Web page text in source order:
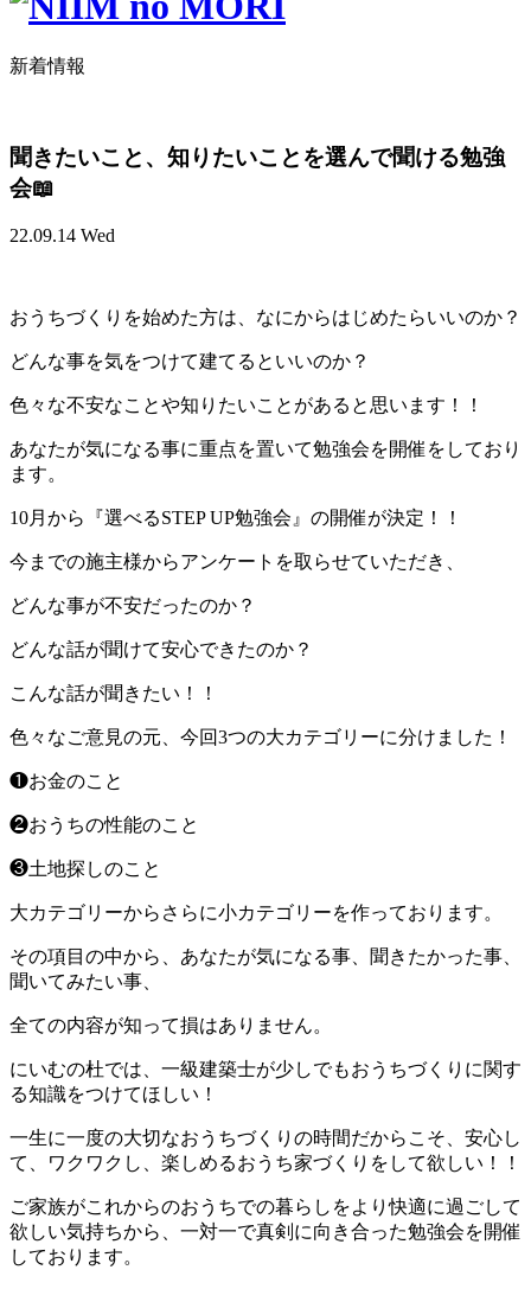
新着情報
聞きたいこと、知りたいことを選んで聞ける勉強
会📖
22.09.14 Wed
おうちづくりを始めた方は、なにからはじめたらいいのか？
どんな事を気をつけて建てるといいのか？
色々な不安なことや知りたいことがあると思います！！
あなたが気になる事に重点を置いて勉強会を開催をしており
ます。
10月から『選べるSTEP UP勉強会』の開催が決定！！
今までの施主様からアンケートを取らせていただき、
どんな事が不安だったのか？
どんな話が聞けて安心できたのか？
こんな話が聞きたい！！
色々なご意見の元、今回3つの大カテゴリーに分けました！
❶お金のこと
❷おうちの性能のこと
❸土地探しのこと
大カテゴリーからさらに小カテゴリーを作っております。
その項目の中から、あなたが気になる事、聞きたかった事、
聞いてみたい事、
全ての内容が知って損はありません。
にいむの杜では、一級建築士が少しでもおうちづくりに関す
る知識をつけてほしい！
一生に一度の大切なおうちづくりの時間だからこそ、安心し
て、ワクワクし、楽しめるおうち家づくりをして欲しい！！
ご家族がこれからのおうちでの暮らしをより快適に過ごして
欲しい気持ちから、一対一で真剣に向き合った勉強会を開催
しております。